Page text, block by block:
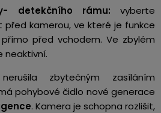
detekčního rámu: vyberte
kamerou, ve které je funkce
před vchodem. Ve zbylém
neaktivní.
zbytečným zasíláním
pohybové čidlo nové generace
. Kamera je schopna rozlišit,